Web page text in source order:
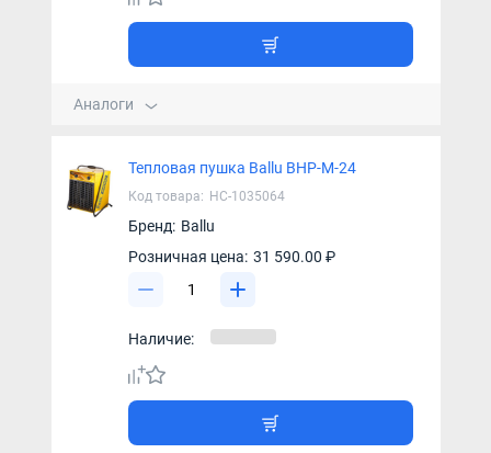
Аналоги
Тепловая пушка Ballu BHP-M-24
Код товара: НС-1035064
Бренд: Ballu
Розничная цена: 31 590.00 ₽
Наличие: